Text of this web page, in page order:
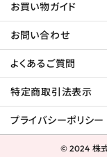
お買い物ガイド
お問い合わせ
よくあるご質問
特定商取引法表示
プライバシーポリシー
© 2024 株